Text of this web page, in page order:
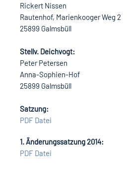
Rickert Nissen
Rautenhof, Marienkooger Weg 2
25899 Galmsbüll
Stellv. Deichvogt:
Peter Petersen
Anna-Sophien-Hof
25899 Galmsbüll
Satzung:
PDF Datei
1. Änderungssatzung 2014:
PDF Datei